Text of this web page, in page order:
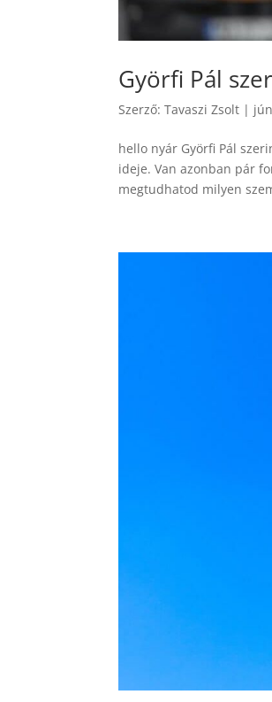
Györfi Pál
Szerző:Tavaszi Zsolt |
hello nyár Györfi Pál
ideje. Van azonban pár
megtudhatod milyen